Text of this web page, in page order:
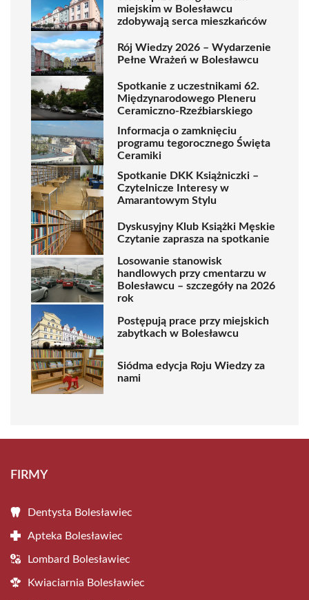
miejskim w Bolesławcu
zdobywają serca mieszkańców
Rój Wiedzy 2026 – Wydarzenie
Pełne Wrażeń w Bolesławcu
Spotkanie z uczestnikami 62.
Międzynarodowego Pleneru
Ceramiczno-Rzeźbiarskiego
Informacja o zamknięciu
programu tegorocznego Święta
Ceramiki
Spotkanie DKK Książniczki –
Czytelnicze Interesy w
Amarantowym Stylu
Dyskusyjny Klub Książki Męskie
Czytanie zaprasza na spotkanie
Losowanie stanowisk
handlowych przy cmentarzu w
Bolesławcu – szczegóły na 2026
rok
Postępują prace przy miejskich
zabytkach w Bolesławcu
Siódma edycja Roju Wiedzy za
nami
FIRMY
Dentysta Bolesławiec
Apteka Bolesławiec
Lombard Bolesławiec
Kwiaciarnia Bolesławiec